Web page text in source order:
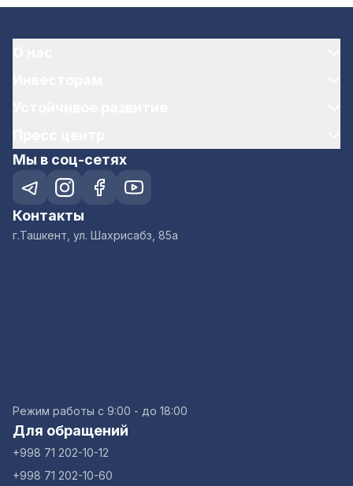
Мы в соц-сетях
Контакты
г.Ташкент, ул. Шахрисабз, 85а
Режим работы с 9:00 - до 18:00
Для обращений
+998 71 202-10-12
+998 71 202-10-60